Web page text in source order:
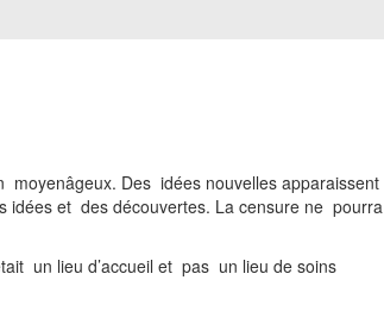
Des idées nouvelles
idées et des découvertes. La censure ne pourra
un lieu d’accueil et pas un lieu de soins